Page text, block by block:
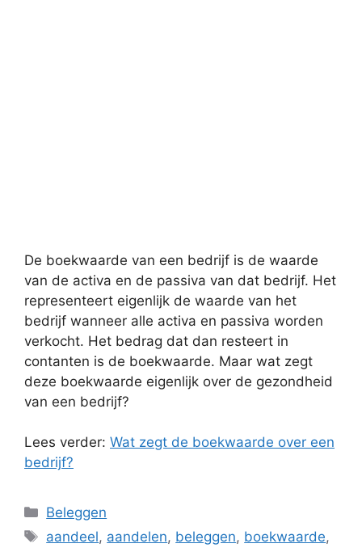
De boekwaarde van een bedrijf is de waarde
van de activa en de passiva van dat bedrijf. Het
representeert eigenlijk de waarde van het
bedrijf wanneer alle activa en passiva worden
verkocht. Het bedrag dat dan resteert in
contanten is de boekwaarde. Maar wat zegt
deze boekwaarde eigenlijk over de gezondheid
van een bedrijf?
Lees verder: Wat zegt de boekwaarde over een
bedrijf?
Categorieën
Beleggen
Tags
aandeel, aandelen, beleggen, boekwaarde,